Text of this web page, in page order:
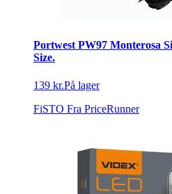
Portwest PW97 Monterosa
Size.
139 kr.På lager
FiSTO Fra PriceRunner